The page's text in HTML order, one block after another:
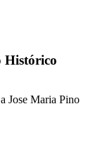
Histórico
Jose Maria Pino